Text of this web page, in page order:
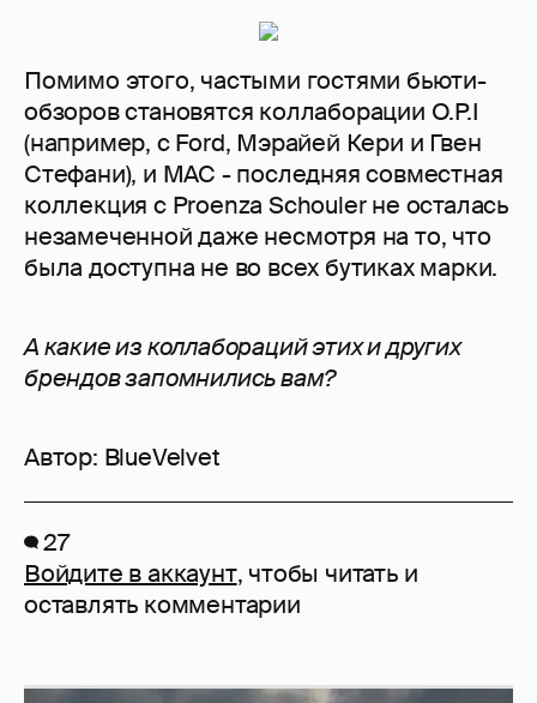
Помимо этого, частыми гостями бьюти-
обзоров становятся коллаборации O.P.I
(например, c Ford, Мэрайей Кери и Гвен
Стефани), и MAC - последняя совместная
коллекция с Proenza Schouler не осталась
незамеченной даже несмотря на то, что
была доступна не во всех бутиках марки.
А какие из коллабораций этих и других
брендов запомнились вам?
Автор: BlueVelvet
27
Войдите в аккаунт, чтобы читать и
оставлять комментарии